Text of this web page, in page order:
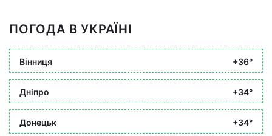
ПОГОДА В УКРАЇНІ
Вінниця +36°
Дніпро +34°
Донецьк +34°